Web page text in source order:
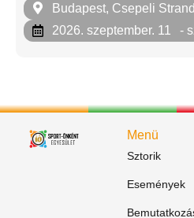
Budapest, Csepeli Strand
2026. szeptember. 11
-
Menü
Sztorik
Események